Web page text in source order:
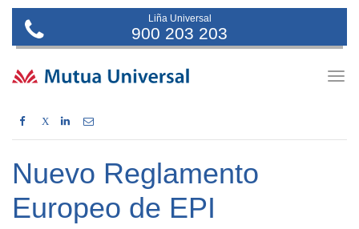
Liña Universal
900 203 203
X
Nuevo Reglamento
Europeo de EPI